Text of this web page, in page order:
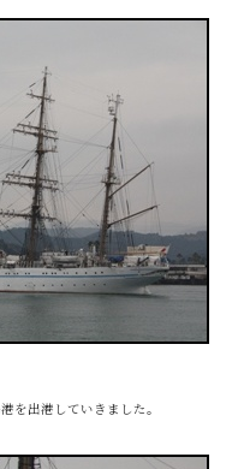
を出港していきました。